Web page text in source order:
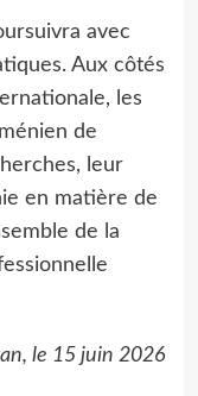
avec
Aux côtés
les
de
leur
en matière de
de la
le 15 juin 2026